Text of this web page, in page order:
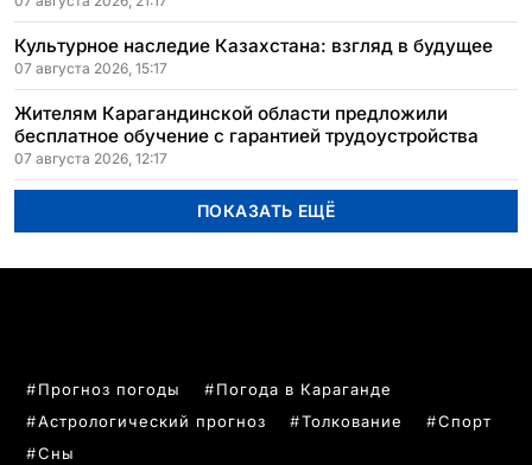
Культурное наследие Казахстана: взгляд в будущее
07 августа 2026, 15:17
Жителям Карагандинской области предложили
бесплатное обучение с гарантией трудоустройства
07 августа 2026, 12:17
ПОКАЗАТЬ ЕЩЁ
Прогноз погоды
Погода в Караганде
Астрологический прогноз
Толкование
Спорт
Сны